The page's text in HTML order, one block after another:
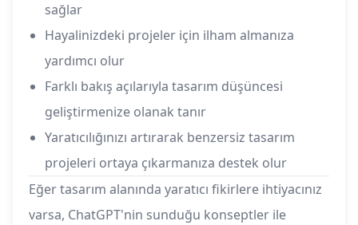
sağlar
Hayalinizdeki projeler için ilham almanıza
yardımcı olur
Farklı bakış açılarıyla tasarım düşüncesi
geliştirmenize olanak tanır
Yaratıcılığınızı artırarak benzersiz tasarım
projeleri ortaya çıkarmanıza destek olur
Eğer tasarım alanında yaratıcı fikirlere ihtiyacınız
varsa, ChatGPT'nin sunduğu konseptler ile